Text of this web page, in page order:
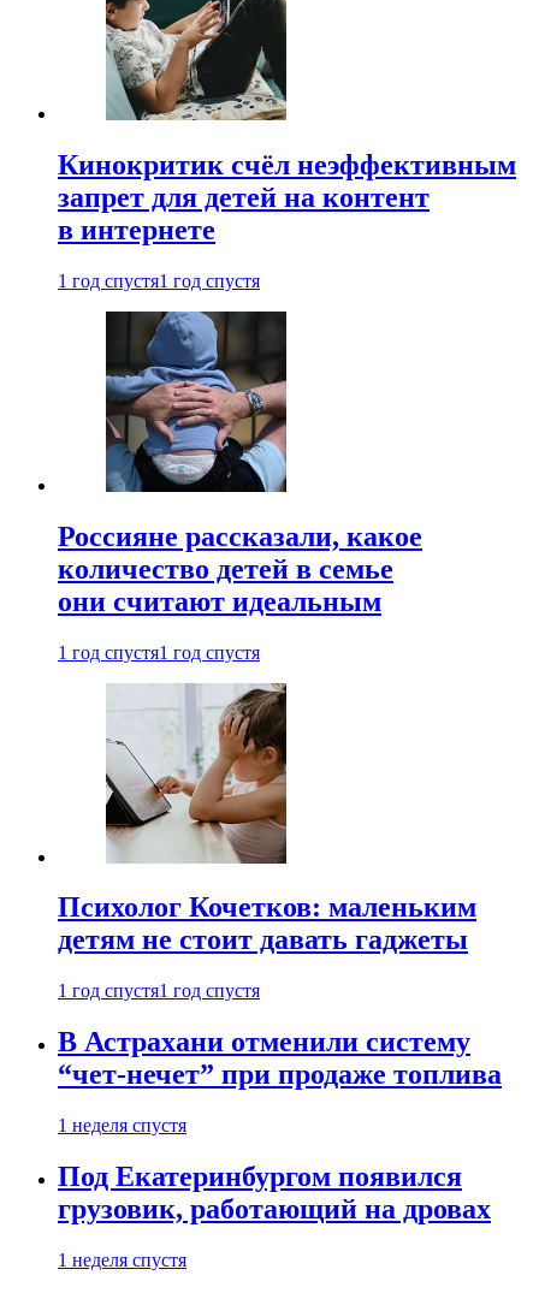
Кинокритик счёл неэффективным
запрет для детей на контент
в интернете
1 год спустя1 год спустя
Россияне рассказали, какое
количество детей в семье
они считают идеальным
1 год спустя1 год спустя
Психолог Кочетков: маленьким
детям не стоит давать гаджеты
1 год спустя1 год спустя
В Астрахани отменили систему
“чет-нечет” при продаже топлива
1 неделя спустя
Под Екатеринбургом появился
грузовик, работающий на дровах
1 неделя спустя